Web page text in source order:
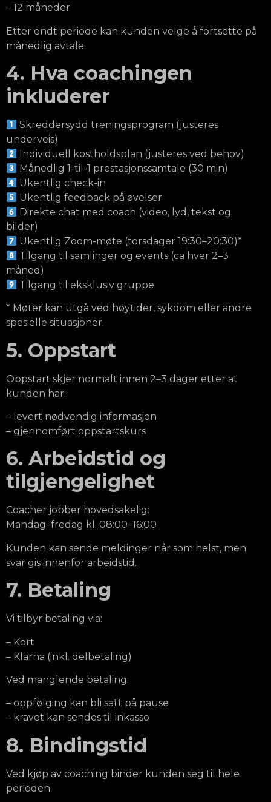
– 12 måneder
Etter endt periode kan kunden velge å fortsette på
månedlig avtale.
4. Hva coachingen
inkluderer
Skreddersydd treningsprogram (justeres
underveis)
Individuell kostholdsplan (justeres ved behov)
Månedlig 1-til-1 prestasjonssamtale (30 min)
Ukentlig check-in
Ukentlig feedback på øvelser
Direkte chat med coach (video, lyd, tekst og
bilder)
Ukentlig Zoom-møte (torsdager 19:30–20:30)*
Tilgang til samlinger og events (ca hver 2–3
måned)
Tilgang til eksklusiv gruppe
* Møter kan utgå ved høytider, sykdom eller andre
spesielle situasjoner.
5. Oppstart
Oppstart skjer normalt innen 2–3 dager etter at
kunden har:
– levert nødvendig informasjon
– gjennomført oppstartskurs
6. Arbeidstid og
tilgjengelighet
Coacher jobber hovedsakelig:
Mandag–fredag kl. 08:00–16:00
Kunden kan sende meldinger når som helst, men
svar gis innenfor arbeidstid.
7. Betaling
Vi tilbyr betaling via:
– Kort
– Klarna (inkl. delbetaling)
Ved manglende betaling:
– oppfølging kan bli satt på pause
– kravet kan sendes til inkasso
8. Bindingstid
Ved kjøp av coaching binder kunden seg til hele
perioden: